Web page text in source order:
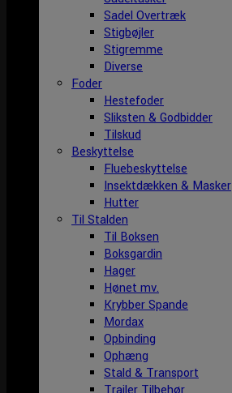
Sadel Overtræk
Stigbøjler
Stigremme
Diverse
Foder
Hestefoder
Sliksten & Godbidder
Tilskud
Beskyttelse
Fluebeskyttelse
Insektdækken & Masker
Hutter
Til Stalden
Til Boksen
Boksgardin
Hager
Hønet mv.
Krybber Spande
Mordax
Opbinding
Ophæng
Stald & Transport